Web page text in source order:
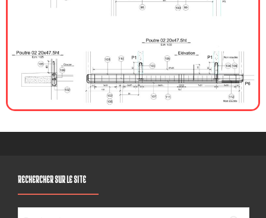
RECHERCHER SUR LE SITE